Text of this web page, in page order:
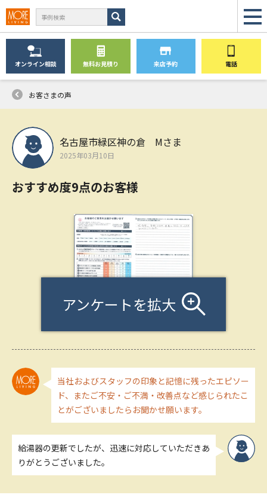
オンライン相談 無料お見積り 来店予約 電話
お客さまの声
名古屋市緑区神の倉 Mさま
2025年03月10日
おすすめ度9点のお客様
アンケートを拡大
当社およびスタッフの印象と記憶に残ったエピソー
ド、またご不安・ご不満・改善点など感じられたこ
とがございましたらお聞かせ願います。
給湯器の更新でしたが、迅速に対応していただきあ
りがとうございました。